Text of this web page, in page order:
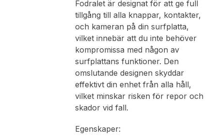
Fodralet är designat för att ge full
tillgång till alla knappar, kontakter,
och kameran på din surfplatta,
vilket innebär att du inte behöver
kompromissa med någon av
surfplattans funktioner. Den
omslutande designen skyddar
effektivt din enhet från alla håll,
vilket minskar risken för repor och
skador vid fall.
Egenskaper: